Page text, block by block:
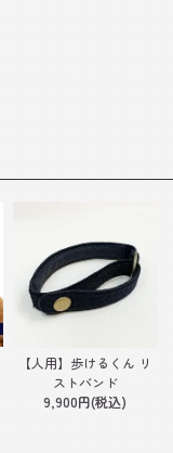
【人用】歩けるくん リ
ストバンド
9,900円(税込)